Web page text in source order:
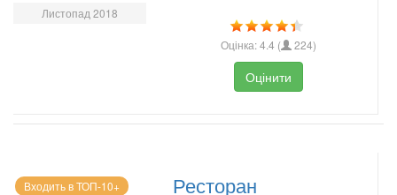
Листопад 2018
Оцінка:4.4 ( 224)
Оцінити
Входить в ТОП-10+ Ресторан